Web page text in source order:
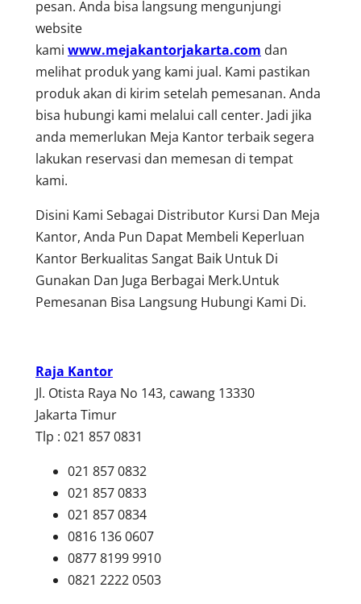
pesan. Anda bisa langsung mengunjungi
website
kami www.mejakantorjakarta.com dan
melihat produk yang kami jual. Kami pastikan
produk akan di kirim setelah pemesanan. Anda
bisa hubungi kami melalui call center. Jadi jika
anda memerlukan Meja Kantor terbaik segera
lakukan reservasi dan memesan di tempat
kami.
Disini Kami Sebagai Distributor Kursi Dan Meja
Kantor, Anda Pun Dapat Membeli Keperluan
Kantor Berkualitas Sangat Baik Untuk Di
Gunakan Dan Juga Berbagai Merk.Untuk
Pemesanan Bisa Langsung Hubungi Kami Di.
Raja Kantor
Jl. Otista Raya No 143, cawang 13330
Jakarta Timur
Tlp : 021 857 0831
021 857 0832
021 857 0833
021 857 0834
0816 136 0607
0877 8199 9910
0821 2222 0503